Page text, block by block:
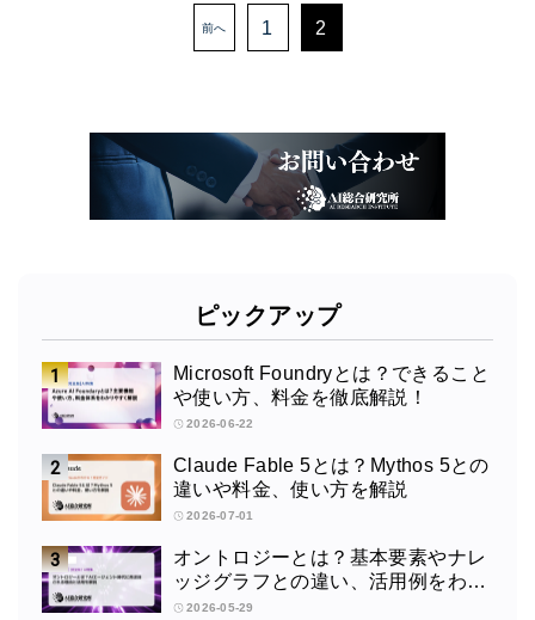
前へ 1 2
ピックアップ
Microsoft Foundryとは？できること
や使い方、料金を徹底解説！
2026-06-22
Claude Fable 5とは？Mythos 5との
違いや料金、使い方を解説
2026-07-01
オントロジーとは？基本要素やナレ
ッジグラフとの違い、活用例をわか
りやすく解説
2026-05-29